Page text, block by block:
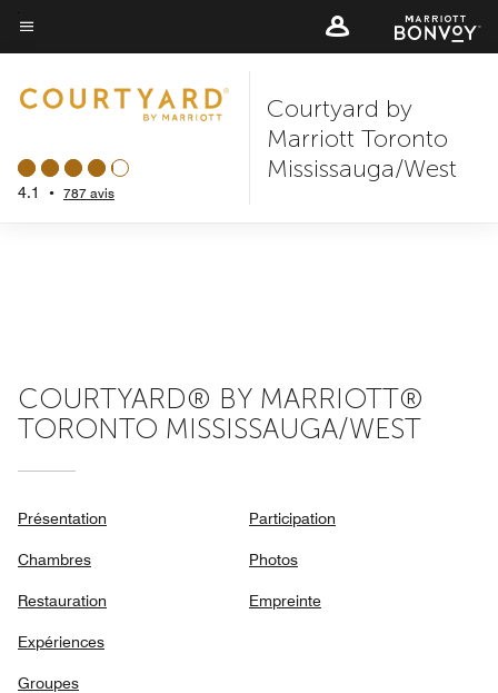
Skip
to
content
Texte du menu
4.1 • 787 avis
Courtyard by
Marriott Toronto
Mississauga/West
COURTYARD® BY MARRIOTT®
TORONTO MISSISSAUGA/WEST
Présentation
Chambres
Restauration
Expériences
Groupes
Participation
Photos
Empreinte